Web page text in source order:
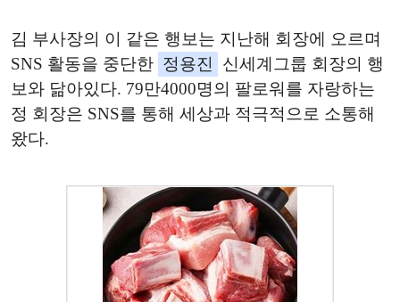
김 부사장의 이 같은 행보는 지난해 회장에 오르며
SNS 활동을 중단한 정용진
신세계그룹 회장의 행
보와 닮아있다. 79만4000명의 팔로워를 자랑하는
정 회장은 SNS를 통해 세상과 적극적으로 소통해
왔다.